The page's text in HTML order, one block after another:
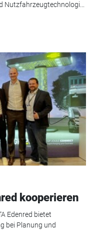
Nutzfahrzeugtechnologi...
kooperieren
Edenred bietet
bei Planung und